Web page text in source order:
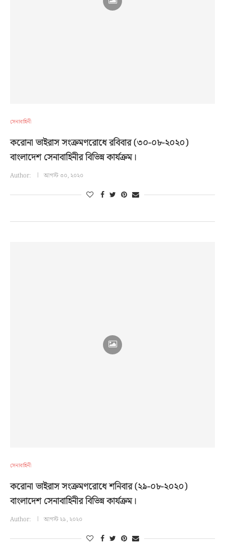
সেনাবাহিনী
করোনা ভাইরাস সংক্রমণরোধে রবিবার (৩০-০৮-২০২০)
বাংলাদেশ সেনাবাহিনীর বিভিন্ন কার্যক্রম।
Author: আগস্ট ৩০, ২০২০
সেনাবাহিনী
করোনা ভাইরাস সংক্রমণরোধে শনিবার (২৯-০৮-২০২০)
বাংলাদেশ সেনাবাহিনীর বিভিন্ন কার্যক্রম।
Author: আগস্ট ২৯, ২০২০